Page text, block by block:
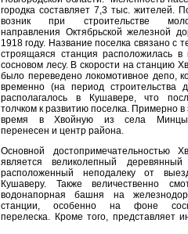
городка составляет 7,3 тыс. жителей.
возник при строительстве
направления Октябрьской железной
1918 году. Название поселка связано с
строящаяся станция расположилась в
сосновом лесу. В скорости на станцию
было переведено локомотивное депо,
временно (на период строительства
располагалось в Кушавере, что
толчком к развитию поселка. Примерно в
время в Хвойную из села
перенесен и центр района.
Основной достопримечательностью
является великолепный деревянный
расположенный неподалеку от
Кушаверу. Также величественно
водонапорная башня на
станции, особенно на фоне
перелеска. Кроме того, представляет